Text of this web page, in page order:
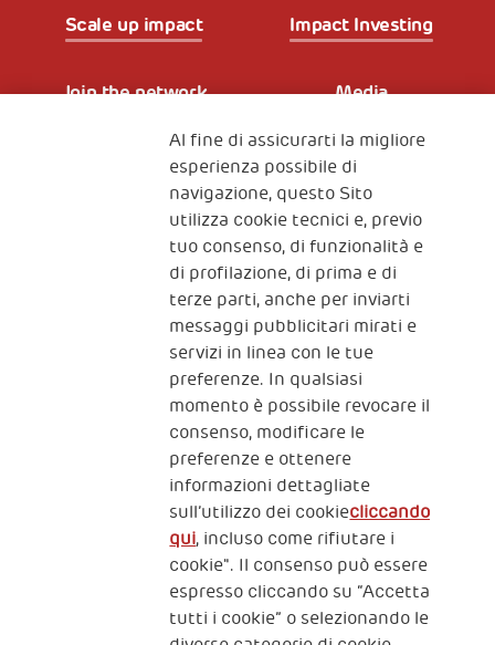
Scale up impact Impact Investing
Join the network Media
Iscriviti alla newsletter
Fondazione
The Human Safety Net
CONTATTACI
2, Piazza Duca degli Abruzzi 34132
Trieste Italy
Fiscal code (Italy) 90017740326
VAT code 01372940328
Al fine di assicurarti la migliore
esperienza possibile di
navigazione, questo Sito
utilizza cookie tecnici e, previo
tuo consenso, di funzionalità e
di profilazione, di prima e di
terze parti, anche per inviarti
messaggi pubblicitari mirati e
servizi in linea con le tue
preferenze. In qualsiasi
momento è possibile revocare il
consenso, modificare le
preferenze e ottenere
informazioni dettagliate
sull’utilizzo dei cookiecliccando
qui, incluso come rifiutare i
cookie". Il consenso può essere
espresso cliccando su “Accetta
tutti i cookie” o selezionando le